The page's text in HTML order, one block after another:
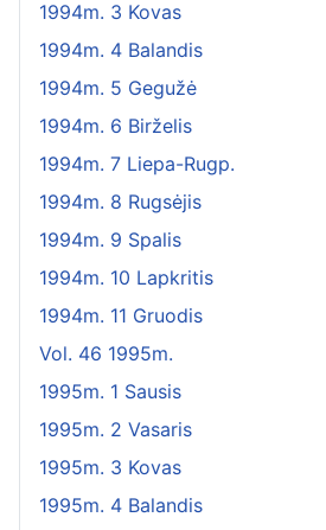
1994m. 3 Kovas
1994m. 4 Balandis
1994m. 5 Gegužė
1994m. 6 Birželis
1994m. 7 Liepa-Rugp.
1994m. 8 Rugsėjis
1994m. 9 Spalis
1994m. 10 Lapkritis
1994m. 11 Gruodis
Vol. 46 1995m.
1995m. 1 Sausis
1995m. 2 Vasaris
1995m. 3 Kovas
1995m. 4 Balandis